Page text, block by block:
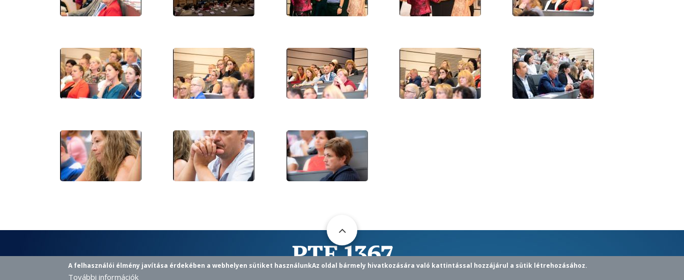
A felhasználói élmény javítása érdekében a webhelyen sütiket használunkAz oldal bármely hivatkozására való kattintással hozzájárul a sütik létrehozásához.
További információk